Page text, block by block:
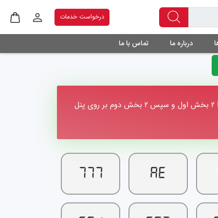
درخواست خدمات
درباره ما تماس با ما
در نظر داشته باشید در مورد ارورهایی که شامل 4 بخش حرف و عدد است، به دلیل کوچک بودن نمایشگر دستگاه، ابتدا 2 بخش اول و سپس 2 بخش دوم بر روی پنل
777 AE